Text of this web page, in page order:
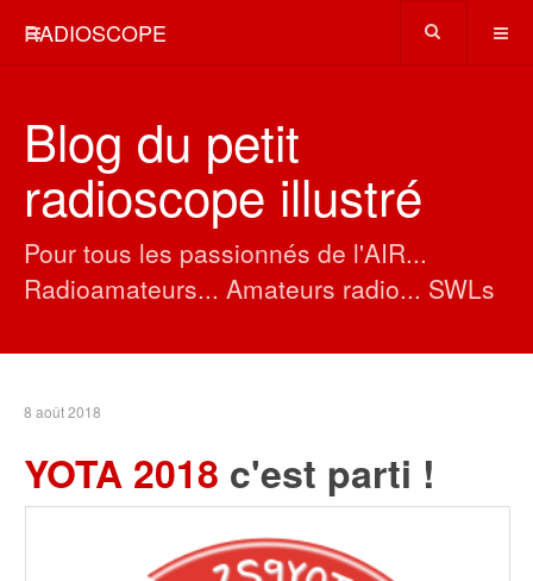
RADIOSCOPE
Blog du petit
radioscope illustré
Pour tous les passionnés de l'AIR...
Radioamateurs... Amateurs radio... SWLs
8 août 2018
YOTA 2018 c'est parti !